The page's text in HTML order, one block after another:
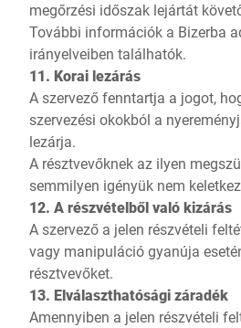
megőrzési időszak lejártát
További információk a Bizerba
irányelveiben találhatók.
11. Korai lezárás
A szervező fenntartja a jogot,
szervezési okokból a
lezárja.
A résztvevőknek az ilyen
semmilyen igényük nem
12. A részvételből való kizárás
A szervező a jelen részvételi
vagy manipuláció gyanúja
résztvevőket.
13. Elválaszthatósági záradék
Amennyiben a jelen részvételi